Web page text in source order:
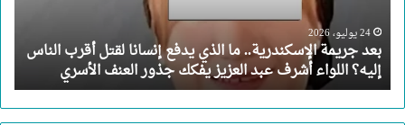
لقتل
أقرب
الناس
إليه؟
اللواء
24 يوليو، 2026
بعد جريمة الإسكندرية.. ما الذي يدفع إنسانا لقتل أقرب الناس
إليه؟ اللواء أشرف عبد العزيز يفكك جذور العنف الأسري